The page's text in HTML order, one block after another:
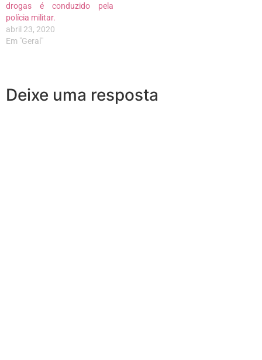
drogas é conduzido pela
polícia militar.
abril 23, 2020
Em "Geral"
Deixe uma resposta